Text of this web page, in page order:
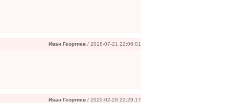
Иван Георгиев / 2018-07-21 22:06:01
Иван Георгиев / 2020-02-29 22:29:17